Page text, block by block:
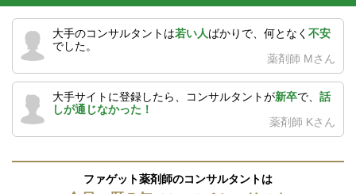
大手のコンサルタントは若い人ばかりで、何となく 不安
でした。
薬剤師 Mさん
大手サイトに登録したら、コンサルタントが新卒で、 話
しが通じなかった！
薬剤師 Kさん
ファゲット薬剤師のコンサルタントは